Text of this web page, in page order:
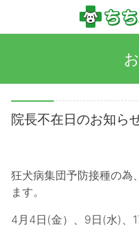
院長不在日のお知ら
狂犬病集団予防接種の為
ます。
4月4日(金）、9日(水)、